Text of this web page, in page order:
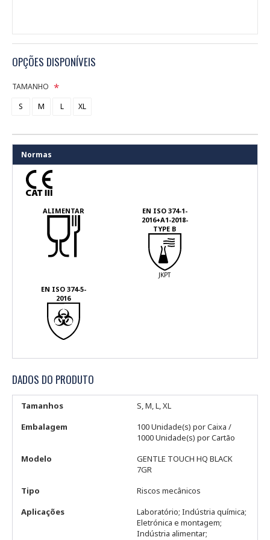
OPÇÕES DISPONÍVEIS
TAMANHO
S
M L XL
Normas
ALIMENTAR
EN ISO 374-1-
2016+A1-2018-
TYPE B
JKPT
EN ISO 374-5-
2016
DADOS DO PRODUTO
Tamanhos
S, M, L, XL
Embalagem
100 Unidade(s) por Caixa /
1000 Unidade(s) por Cartão
Modelo
GENTLE TOUCH HQ BLACK
7GR
Tipo
Riscos mecânicos
Aplicações
Laboratório; Indústria química;
Eletrónica e montagem;
Indústria alimentar;